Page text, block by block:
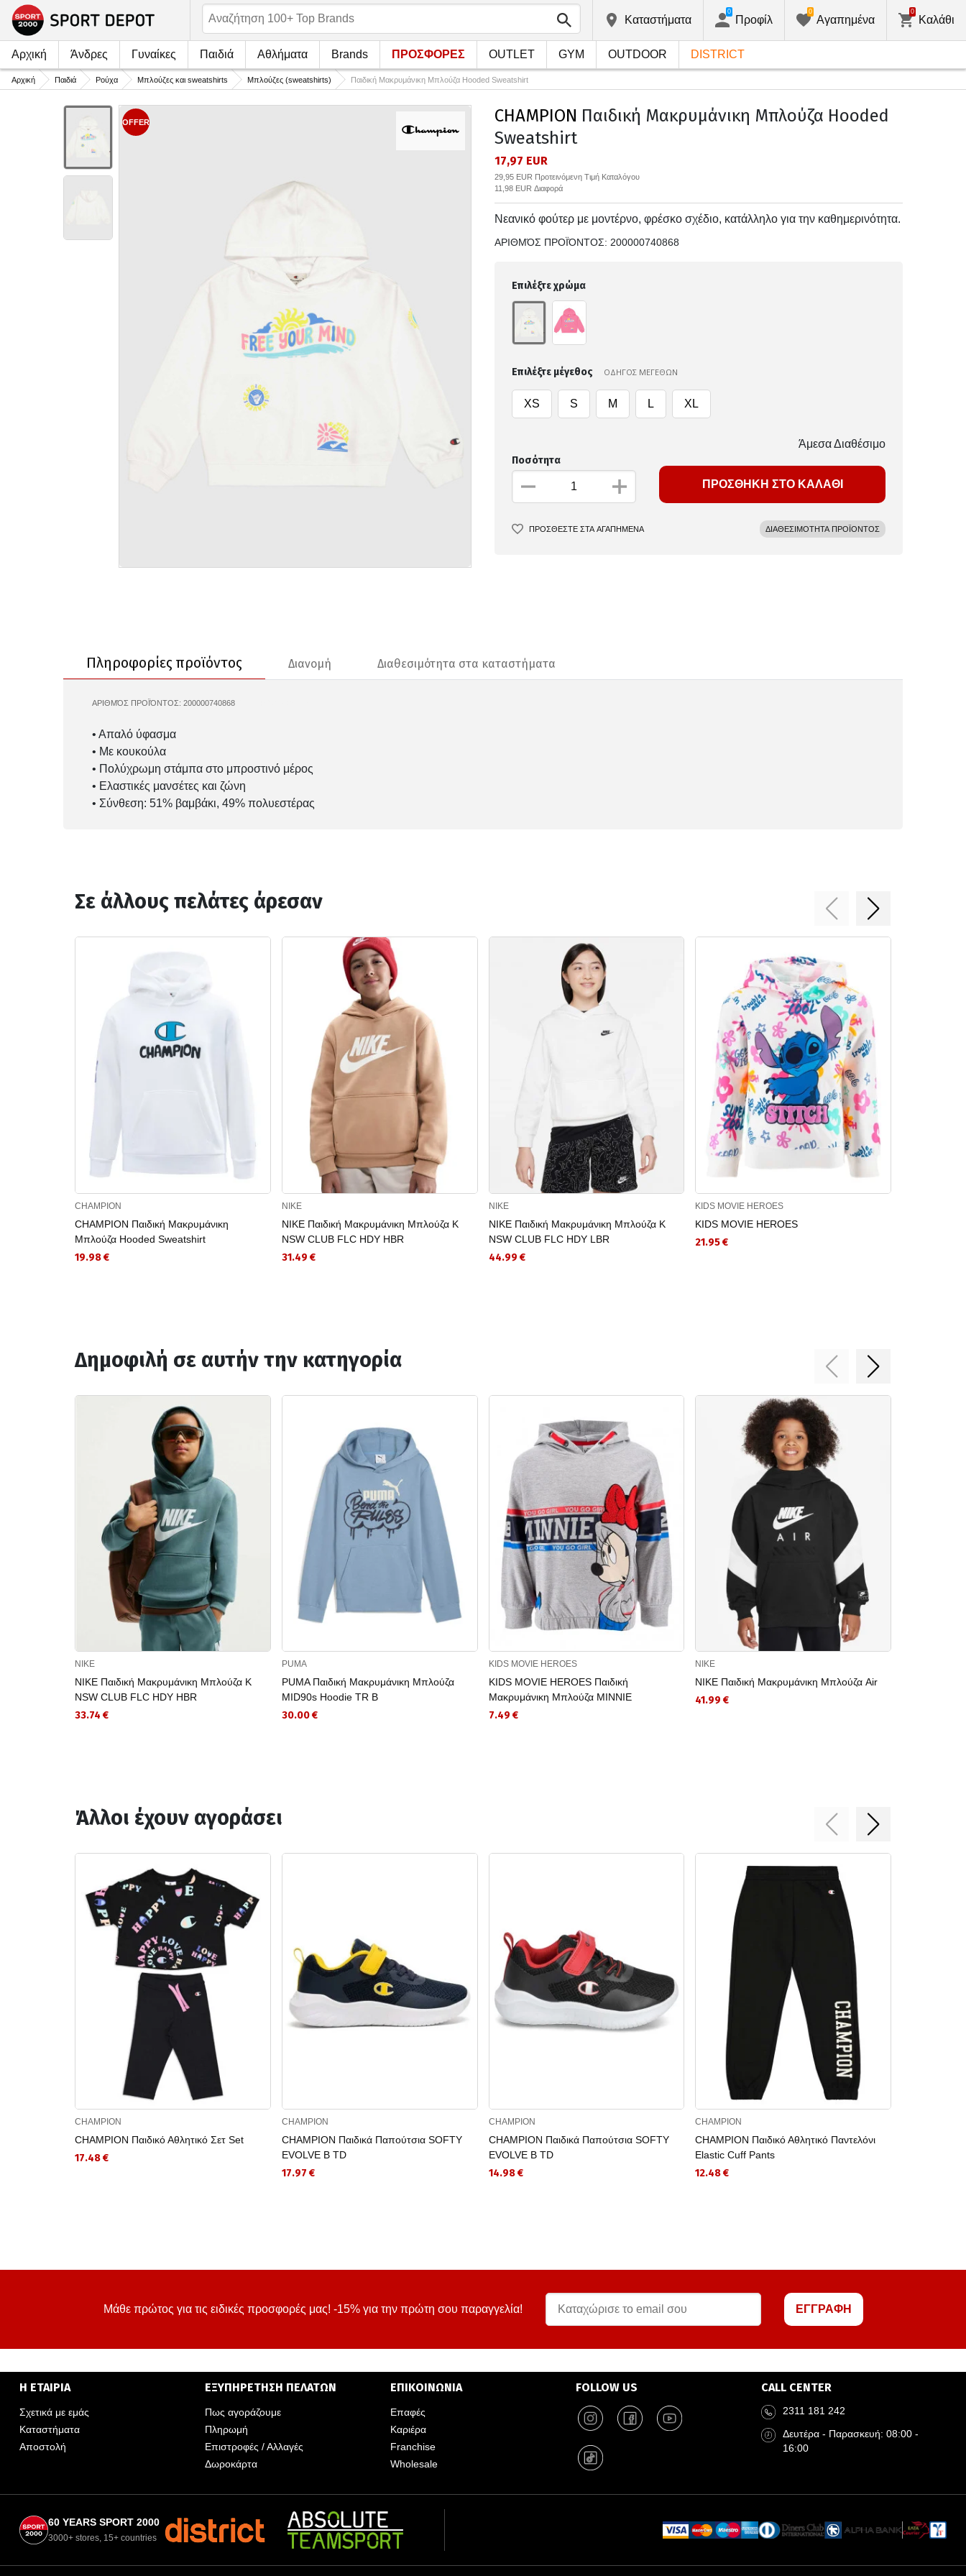
Kαταστήματα Προφίλ
0
Αγαπημένα
0
Καλάθι
0
Αρχική Άνδρες Γυναίκες Παιδιά Αθλήματα Brands ΠΡΟΣΦΟΡΕΣ OUTLET GYM OUTDOOR DISTRICT
Αρχική Παιδιά Ρούχα Μπλούζες και sweatshirts Μπλούζες (sweatshirts) Παιδική Μακρυμάνικη Μπλούζα Hooded Sweatshirt
OFFER CHAMPION Παιδική Μακρυμάνικη Μπλούζα Hooded
Sweatshirt
17,97 EUR
29,95 EUR Προτεινόμενη Τιμή Καταλόγου
11,98 EUR Διαφορά
Νεανικό φούτερ με μοντέρνο, φρέσκο ​​σχέδιο, κατάλληλο για την καθημερινότητα.
ΑΡΙΘΜΌΣ ΠΡΟΪΌΝΤΟΣ: 200000740868
Επιλέξτε χρώμα
Επιλέξτε μέγεθος ΟΔΗΓΟΣ ΜΕΓΕΘΩΝ
XS S M L XL
Άμεσα Διαθέσιμο
Ποσότητα
ΠΡΟΣΘΗΚΗ ΣΤΟ ΚΑΛΑΘΙ
ΠΡΟΣΘΕΣΤΕ ΣΤΑ ΑΓΑΠΗΜΕΝΑ ΔΙΑΘΕΣΙΜΟΤΗΤΑ ΠΡΟΪΟΝΤΟΣ
Πληροφορίες προϊόντος Διανομή Διαθεσιμότητα στα καταστήματα
ΑΡΙΘΜΌΣ ΠΡΟΪΌΝΤΟΣ: 200000740868
• Απαλό ύφασμα
• Με κουκούλα
• Πολύχρωμη στάμπα στο μπροστινό μέρος
• Ελαστικές μανσέτες και ζώνη
• Σύνθεση: 51% βαμβάκι, 49% πολυεστέρας
Σε άλλους πελάτες άρεσαν
CHAMPION
CHAMPION Παιδική Μακρυμάνικη
Μπλούζα Hooded Sweatshirt
19.98 €
NIKE
NIKE Παιδική Μακρυμάνικη Μπλούζα K
NSW CLUB FLC HDY HBR
31.49 €
NIKE
NIKE Παιδική Μακρυμάνικη Μπλούζα K
NSW CLUB FLC HDY LBR
44.99 €
KIDS MOVIE HEROES
KIDS MOVIE HEROES
21.95 €
Δημοφιλή σε αυτήν την κατηγορία
NIKE
NIKE Παιδική Μακρυμάνικη Μπλούζα K
NSW CLUB FLC HDY HBR
33.74 €
PUMA
PUMA Παιδική Μακρυμάνικη Μπλούζα
MID90s Hoodie TR B
30.00 €
KIDS MOVIE HEROES
KIDS MOVIE HEROES Παιδική
Μακρυμάνικη Μπλούζα MINNIE
7.49 €
NIKE
NIKE Παιδική Μακρυμάνικη Μπλούζα Air
41.99 €
Άλλοι έχουν αγοράσει
CHAMPION
CHAMPION Παιδικό Αθλητικό Σετ Set
17.48 €
CHAMPION
CHAMPION Παιδικά Παπούτσια SOFTY
EVOLVE B TD
17.97 €
CHAMPION
CHAMPION Παιδικά Παπούτσια SOFTY
EVOLVE B TD
14.98 €
CHAMPION
CHAMPION Παιδικό Αθλητικό Παντελόνι
Elastic Cuff Pants
12.48 €
Μάθε πρώτος για τις ειδικές προσφορές μας! -15% για την πρώτη σου παραγγελία! ΕΓΓΡΑΦΗ
Η ΕΤΑΙΡΙΑ
Σχετικά με εμάς
Καταστήματα
Αποστολή
ΕΞΥΠΗΡΕΤΗΣΗ ΠΕΛΑΤΩΝ
Πως αγοράζουμε
Πληρωμή
Επιστροφές / Αλλαγές
Δωροκάρτα
ΕΠΙΚΟΙΝΩΝΙΑ
Επαφές
Καριέρα
Franchise
Wholesale
FOLLOW US CALL CENTER
2311 181 242
Δευτέρα - Παρασκευή: 08:00 -
16:00
60 YEARS SPORT 2000
3000+ stores, 15+ countries